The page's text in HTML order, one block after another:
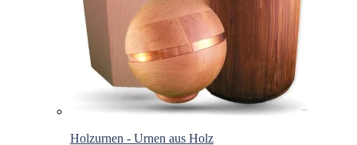
Holzurnen - Urnen aus Holz